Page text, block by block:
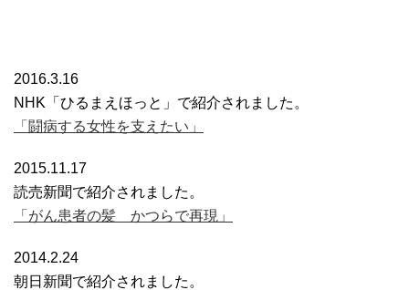
2016.3.16
NHK「ひるまえほっと」で紹介されました。
「闘病する女性を支えたい」
2015.11.17
読売新聞で紹介されました。
「がん患者の髪 かつらで再現」
2014.2.24
朝日新聞で紹介されました。